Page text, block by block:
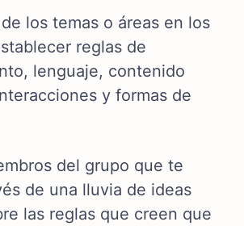
los temas o áreas en los
reglas de
lenguaje, contenido
y formas de
del grupo que te
de una lluvia de ideas
las reglas que creen que